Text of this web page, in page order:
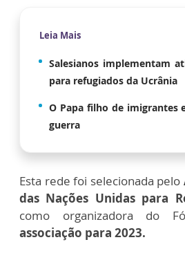
Leia Mais
Salesianos implementam
para refugiados da Ucrânia
O Papa filho de imigrantes
guerra
Esta rede foi selecionada pelo
das Nações Unidas para
como organizadora do
associação para 2023.